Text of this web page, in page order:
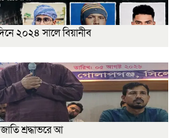
২০২৪ সালে বিয়ানীব
শ্রদ্ধাভরে আ